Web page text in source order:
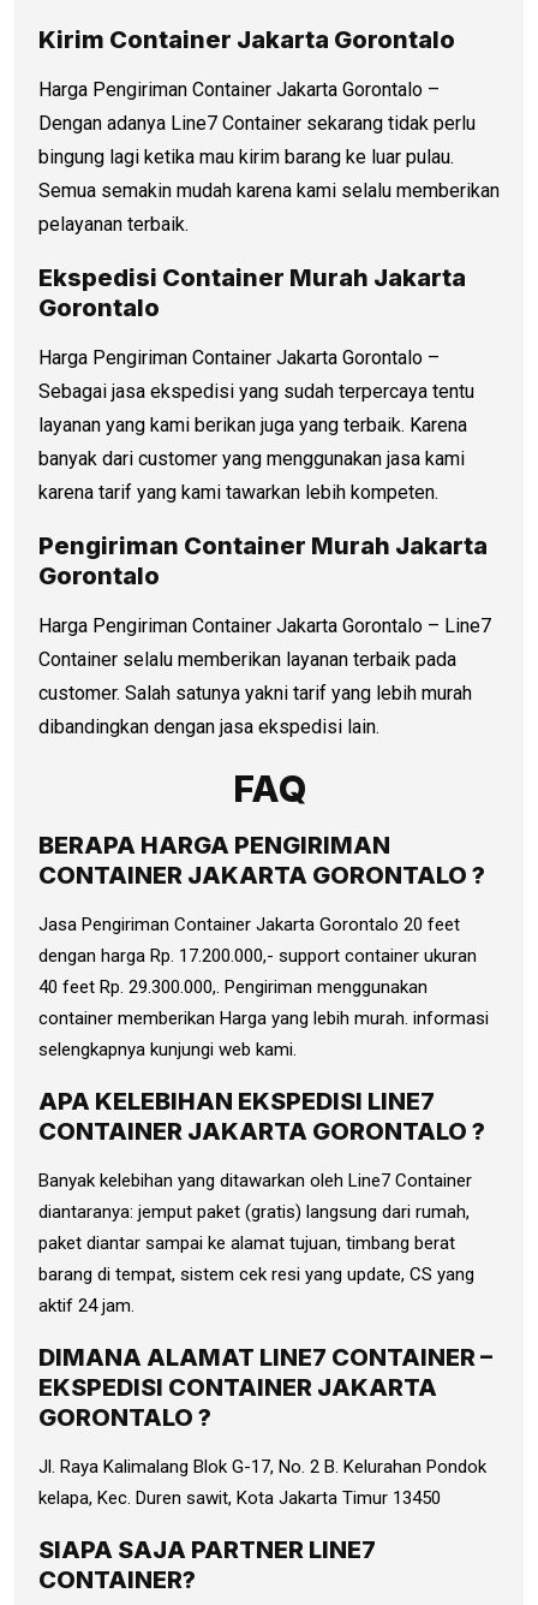
Kirim Container Jakarta Gorontalo
Harga Pengiriman Container Jakarta Gorontalo –
Dengan adanya Line7 Container sekarang tidak perlu
bingung lagi ketika mau kirim barang ke luar pulau.
Semua semakin mudah karena kami selalu memberikan
pelayanan terbaik.
Ekspedisi Container Murah Jakarta
Gorontalo
Harga Pengiriman Container Jakarta Gorontalo –
Sebagai jasa ekspedisi yang sudah terpercaya tentu
layanan yang kami berikan juga yang terbaik. Karena
banyak dari customer yang menggunakan jasa kami
karena tarif yang kami tawarkan lebih kompeten.
Pengiriman Container Murah Jakarta
Gorontalo
Harga Pengiriman Container Jakarta Gorontalo – Line7
Container selalu memberikan layanan terbaik pada
customer. Salah satunya yakni tarif yang lebih murah
dibandingkan dengan jasa ekspedisi lain.
FAQ
BERAPA HARGA PENGIRIMAN
CONTAINER JAKARTA GORONTALO ?
Jasa Pengiriman Container Jakarta Gorontalo 20 feet
dengan harga Rp. 17.200.000,- support container ukuran
40 feet Rp. 29.300.000,. Pengiriman menggunakan
container memberikan Harga yang lebih murah. informasi
selengkapnya kunjungi web kami.
APA KELEBIHAN EKSPEDISI LINE7
CONTAINER JAKARTA GORONTALO ?
Banyak kelebihan yang ditawarkan oleh Line7 Container
diantaranya: jemput paket (gratis) langsung dari rumah,
paket diantar sampai ke alamat tujuan, timbang berat
barang di tempat, sistem cek resi yang update, CS yang
aktif 24 jam.
DIMANA ALAMAT LINE7 CONTAINER –
EKSPEDISI CONTAINER JAKARTA
GORONTALO ?
Jl. Raya Kalimalang Blok G-17, No. 2 B. Kelurahan Pondok
kelapa, Kec. Duren sawit, Kota Jakarta Timur 13450
SIAPA SAJA PARTNER LINE7
CONTAINER?